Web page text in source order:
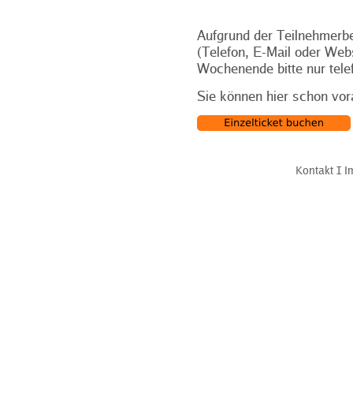
Aufgrund der
(Telefon, E-Mail oder
Wochenende bitte nur
Sie können hier schon
Kontakt Ι